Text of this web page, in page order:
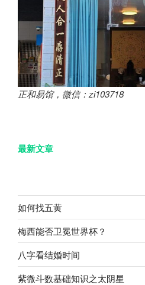
正和易馆，微信：zi103718
最新文章
如何找五黄
梅西能否卫冕世界杯？
八字看结婚时间
紫微斗数基础知识之太阴星